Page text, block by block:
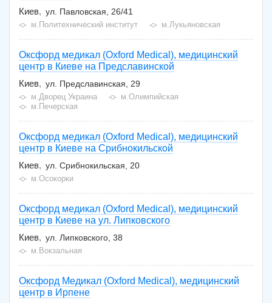
Киев
ул. Павловская, 26/41
м.Политехнический институт м.Лукьяновская
Оксфорд медикал (Oxford Medical), медицинский
центр в Киеве на Предславинской
Киев
ул. Предславинская, 29
м.Дворец Украина
м.Олимпийская
м.Печерская
Оксфорд медикал (Oxford Medical), медицинский
центр в Киеве на Срибнокильской
Киев
ул. Срибнокильская, 20
м.Осокорки
Оксфорд медикал (Oxford Medical), медицинский
центр в Киеве на ул. Липковского
Киев
ул. Липковского, 38
м.Вокзальная
Оксфорд Медикал (Oxford Medical), медицинский
центр в Ирпене